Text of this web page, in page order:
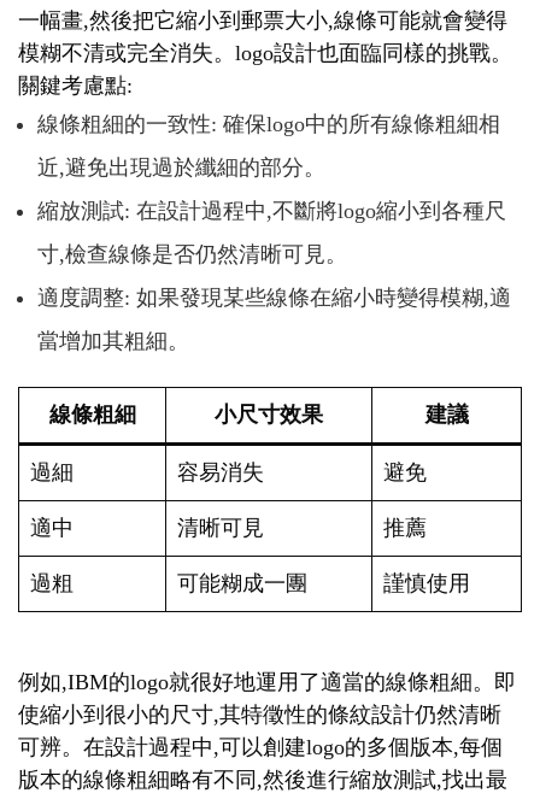
一幅畫,然後把它縮小到郵票大小,線條可能就會變得
模糊不清或完全消失。logo設計也面臨同樣的挑戰。
關鍵考慮點:
線條粗細的一致性: 確保logo中的所有線條粗細相
近,避免出現過於纖細的部分。
縮放測試: 在設計過程中,不斷將logo縮小到各種尺
寸,檢查線條是否仍然清晰可見。
適度調整: 如果發現某些線條在縮小時變得模糊,適
當增加其粗細。
線條粗細 小尺寸效果 建議
過細 容易消失 避免
適中 清晰可見 推薦
過粗 可能糊成一團 謹慎使用
例如,IBM的logo就很好地運用了適當的線條粗細。即
使縮小到很小的尺寸,其特徵性的條紋設計仍然清晰
可辨。在設計過程中,可以創建logo的多個版本,每個
版本的線條粗細略有不同,然後進行縮放測試,找出最